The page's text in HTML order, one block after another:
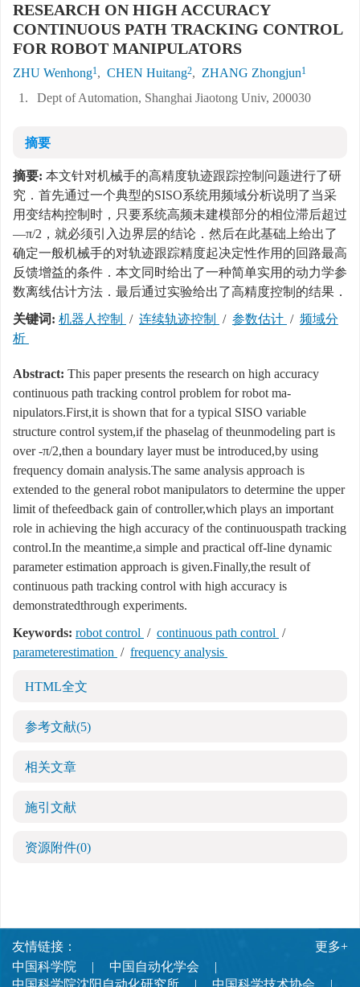
RESEARCH ON HIGH ACCURACY
CONTINUOUS PATH TRACKING CONTROL
FOR ROBOT MANIPULATORS
ZHU Wenhong1, CHEN Huitang2, ZHANG Zhongjun1
1. Dept of Automation, Shanghai Jiaotong Univ, 200030
摘要
摘要: 本文针对机械手的高精度轨迹跟踪控制问题进行了研
究．首先通过一个典型的SISO系统用频域分析说明了当采
用变结构控制时，只要系统高频未建模部分的相位滞后超过
—π/2，就必须引入边界层的结论．然后在此基础上给出了
确定一般机械手的对轨迹跟踪精度起决定性作用的回路最高
反馈增益的条件．本文同时给出了一种简单实用的动力学参
数离线估计方法．最后通过实验给出了高精度控制的结果．
关键词: 机器人控制 / 连续轨迹控制 / 参数估计 / 频域分
析
Abstract: This paper presents the research on high accuracy
continuous path tracking control problem for robot ma-
nipulators.First,it is shown that for a typical SISO variable
structure control system,if the phaselag of theunmodeling part is
over -π/2,then a boundary layer must be introduced,by using
frequency domain analysis.The same analysis approach is
extended to the general robot manipulators to determine the upper
limit of thefeedback gain of controller,which plays an important
role in achieving the high accuracy of the continuouspath tracking
control.In the meantime,a simple and practical off-line dynamic
parameter estimation approach is given.Finally,the result of
continuous path tracking control with high accuracy is
demonstratedthrough experiments.
Keywords: robot control / continuous path control /
parameterestimation / frequency analysis
HTML全文
参考文献(5)
相关文章
施引文献
资源附件(0)
友情链接：
中国科学院
中国自动化学会
中国科学院沈阳自动化研究所
中国科学技术协会
更多+